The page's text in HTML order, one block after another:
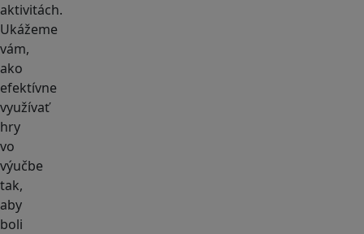
aktivitách.
Ukážeme
vám,
ako
efektívne
využívať
hry
vo
výučbe
tak,
aby
boli